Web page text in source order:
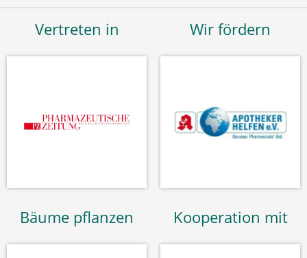
Vertreten in Wir fördern
Bäume pflanzen Kooperation mit